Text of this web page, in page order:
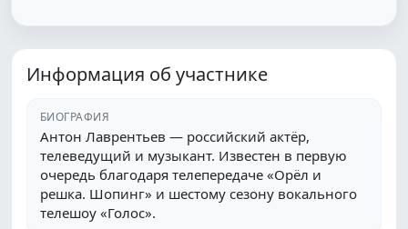
Информация об участнике
БИОГРАФИЯ
Антон Лаврентьев — российский актёр,
телеведущий и музыкант. Известен в первую
очередь благодаря телепередаче «Орёл и
решка. Шопинг» и шестому сезону вокального
телешоу «Голос».